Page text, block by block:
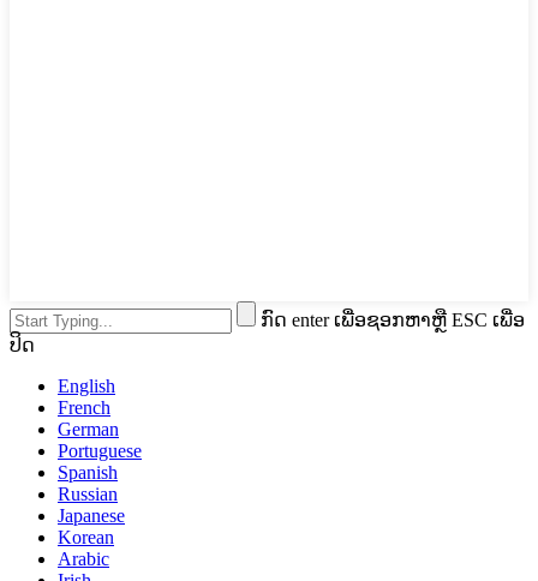
ກົດ enter ເພື່ອຊອກຫາຫຼື ESC ເພື່ອ
ປິດ
English
French
German
Portuguese
Spanish
Russian
Japanese
Korean
Arabic